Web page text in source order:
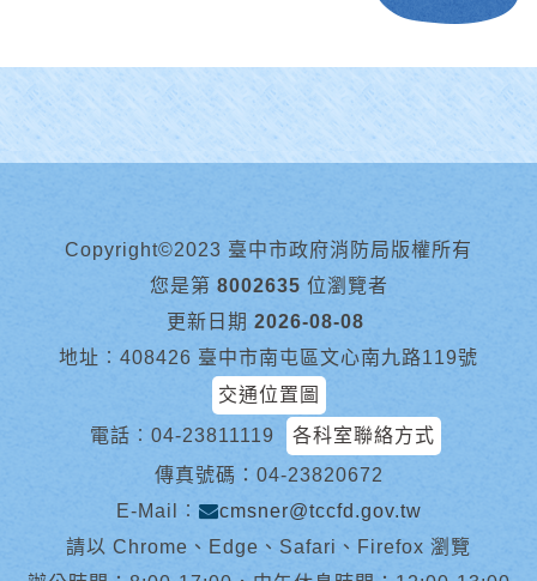
Copyright©2023 臺中市政府消防局版權所有
您是第 8002635 位瀏覽者
更新日期 2026-08-08
地址︰408426 臺中市南屯區文心南九路119號
交通位置圖
電話︰ 04-23811119
各科室聯絡方式
傳真號碼：04-23820672
E-Mail︰
cmsner@tccfd.gov.tw
請以 Chrome、Edge、Safari、Firefox 瀏覽